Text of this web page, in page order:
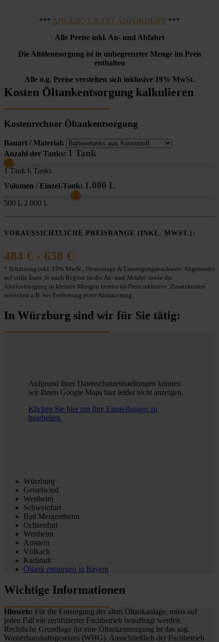
*** ANGEBOT JETZT ANFORDERN ***
Alle Preise inkl. An- und Abfahrt
Die Altölentsorgung ist in unbegrenzter Menge im Preis
enthalten
Alle o.g. Preise verstehen sich inklusive 19% MwSt.
Kosten Öltankentsorgung kalkulieren
Kostenrechner Öltankentsorgung
Bauart / Material:
Anzahl der Tanks: 1 Tank
1 Tank 6 Tanks
Volumen / Einzel-Tank: 1.000 L
500 L 2.000 L
VORAUSSICHTLICHE PREISRANGE (INKL. MWST.):
484 € - 638 €
* Schätzung inkl. 19% MwSt., Demontage & Entsorgungsnachweis. Abgerundet
auf volle Euro. Je nach Region ist die An- und Abfahrt sowie die
Altölentsorgung in kleinen Mengen bereits im Preis inklusive. Zusatzkosten
entstehen z.B. bei Entfernung einer Abmauerung.
In Würzburg sind wir für Sie tätig:
Aufgrund Ihrer Datenschutzeinstellungen können
wir Ihnen Google Maps hier leider nicht anzeigen.
Klicken Sie hier um Ihre Einstellungen zu
bearbeiten.
Würzburg
Geiselwind
Wertheim
Schweinfurt
Bad Mergentheim
Ochsenfurt
Wertheim
Amstein
Völkach
Karlstadt
Öltank entsorgen in Bayern
Wichtige Informationen
Hinweis: Für die Entsorgung der alten Öltankanlage, muss auf
jeden Fall ein zertifizierter Fachbetrieb beauftragt werden.
Rechtliche Grundlage für eine Öltankentsorgung ist das sog.
Wasserhaushaltsgesetzes (WHG). Ausschließlich der Fachbetrieb